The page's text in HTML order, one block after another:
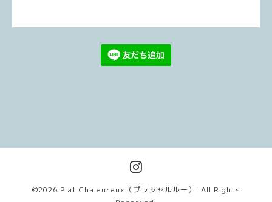
©2026 Plat Chaleureux（プラシャルルー） . All Rights